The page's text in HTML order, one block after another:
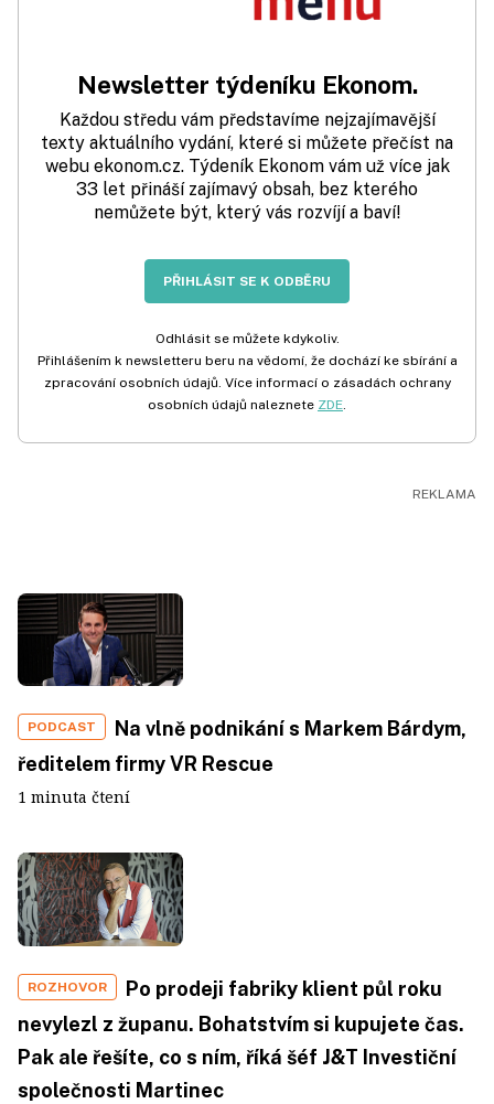
Newsletter týdeníku Ekonom.
Každou středu vám představíme nejzajímavější
texty aktuálního vydání, které si můžete přečíst na
webu ekonom.cz. Týdeník Ekonom vám už více jak
33 let přináší zajímavý obsah, bez kterého
nemůžete být, který vás rozvíjí a baví!
PŘIHLÁSIT SE K ODBĚRU
Odhlásit se můžete kdykoliv.
Přihlášením k newsletteru beru na vědomí, že dochází ke sbírání a
zpracování osobních údajů. Více informací o zásadách ochrany
osobních údajů naleznete ZDE
PODCAST
Na vlně podnikání s Markem Bárdym,
ředitelem firmy VR Rescue
1 minuta čtení
ROZHOVOR
Po prodeji fabriky klient půl roku
nevylezl z županu. Bohatstvím si kupujete čas.
Pak ale řešíte, co s ním, říká šéf J&T Investiční
společnosti Martinec